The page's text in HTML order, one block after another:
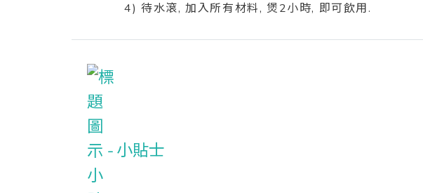
4) 待水滾, 加入所有材料, 煲2小時, 即可飲用.
小貼士